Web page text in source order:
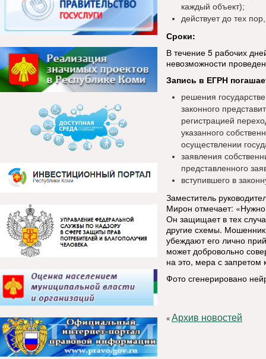
каждый объект);
действует до тех
Сроки:
В течение 5 рабочих
невозможности
Запись в ЕГРН
решения
законного
регистрацией
указанного
осуществлении
заявления
представленного
вступившего в
Заместитель
Мирон отмечает:
Он защищает в тех
другие схемы.
убеждают его лично
может добровольно
на это, мера с запретом
Фото сгенерировано
«Архив новостей